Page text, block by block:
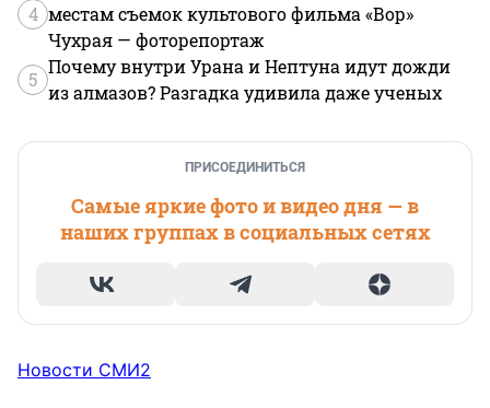
4 местам съемок культового фильма «Вор»
Чухрая — фоторепортаж
5
Почему внутри Урана и Нептуна идут дожди
из алмазов? Разгадка удивила даже ученых
ПРИСОЕДИНИТЬСЯ
Самые яркие фото и видео дня — в
наших группах в социальных сетях
Новости СМИ2